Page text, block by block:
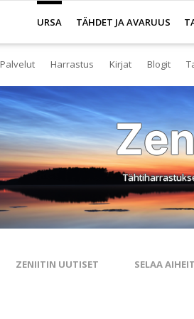
URSA TÄHDET JA AVARUUS
Jäsenyys
Yleistä Ursan palveluista
Toimisto
Kirjasto
Planetaario
Palvelut
Yleistä harrastuksesta
Nuorisotoiminta
Tähtitornit
Harrastusryhmät
Harrastusjulkaisut
Harrastus Kirjat Blogit
ZENIITIN UUTISET SELAA